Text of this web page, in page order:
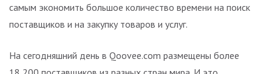
самым экономить большое количество времени на поиск
поставщиков и на закупку товаров и услуг.
На сегодняшний день в Qoovee.com размещены более